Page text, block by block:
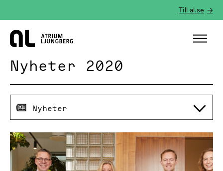
Till al.se
Hem
Nyheter 2020
Nyheter